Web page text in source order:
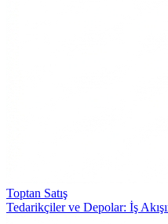
Toptan Satış
Tedarikçiler ve Depolar: İş